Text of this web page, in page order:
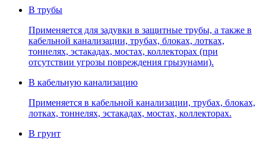
В трубы
Применяется для задувки в защитные трубы, а также в
кабельной канализации, трубах, блоках, лотках,
тоннелях, эстакадах, мостах, коллекторах (при
отсутствии угрозы повреждения грызунами).
В кабельную канализацию
Применяется в кабельной канализации, трубах, блоках,
лотках, тоннелях, эстакадах, мостах, коллекторах.
В грунт